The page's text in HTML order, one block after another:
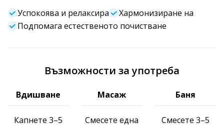
Успокоява и релаксира
Хармонизиране на
Подпомага естественото почистване
Възможности за употреба
Вдишване
Капнете 3–5
Масаж
Смесете една
Баня
Смесете 3–5